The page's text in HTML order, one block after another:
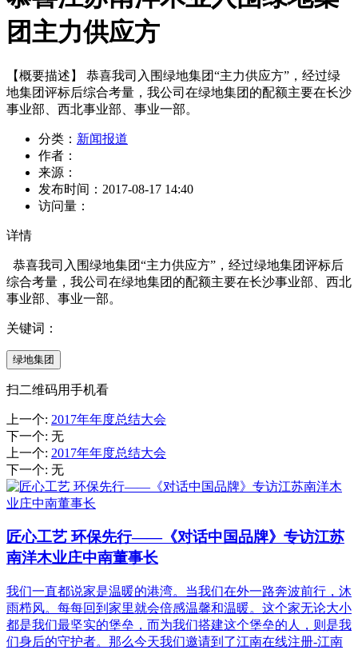
团主力供应方
【概要描述】
恭喜我司入围绿地集团“主力供应方”，经过绿
地集团评标后综合考量，我公司在绿地集团的配额主要在长沙
事业部、西北事业部、事业一部。
分类： 新闻报道
作者：
来源：
发布时间： 2017-08-17 14:40
访问量：
详情
恭喜我司入围绿地集团“主力供应方”，经过绿地集团评标后
综合考量，我公司在绿地集团的配额主要在长沙事业部、西北
事业部、事业一部。
关键词：
绿地集团
扫二维码用手机看
上一个: 2017年年度总结大会
下一个: 无
上一个: 2017年年度总结大会
下一个: 无
匠心工艺 环保先行——《对话中国品牌》专访江苏
南洋木业庄中南董事长
我们一直都说家是温暖的港湾。当我们在外一路奔波前行，沐
雨栉风。每每回到家里就会倍感温馨和温暖。这个家无论大小
都是我们最坚实的堡垒，而为我们搭建这个堡垒的人，则是我
们身后的守护者。那么今天我们邀请到了江南在线注册-江南